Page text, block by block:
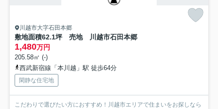
川越市大字石田本郷
敷地面積62.1坪 売地 川越市石田本郷
1,480万円
205.58㎡ (-)
西武新宿線「本川越」駅 徒歩64分
閑静な住宅地
こだわりで選びたい方におすすめ！川越市エリアで住まいをお探しなら